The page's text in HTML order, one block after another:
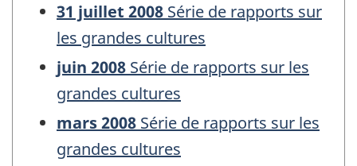
31 juillet 2008 Série de rapports sur
les grandes cultures
juin 2008 Série de rapports sur les
grandes cultures
mars 2008 Série de rapports sur les
grandes cultures